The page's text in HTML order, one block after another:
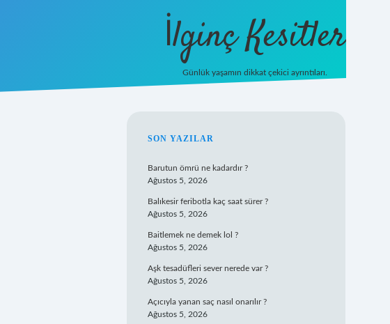
İlginç Kesitler
Günlük yaşamın dikkat çekici ayrıntıları.
SIDEBAR
SON YAZILAR
Barutun ömrü ne kadardır ?
Ağustos 5, 2026
Balıkesir feribotla kaç saat sürer ?
Ağustos 5, 2026
Baitlemek ne demek lol ?
Ağustos 5, 2026
Aşk tesadüfleri sever nerede var ?
Ağustos 5, 2026
Açıcıyla yanan saç nasıl onarılır ?
Ağustos 5, 2026